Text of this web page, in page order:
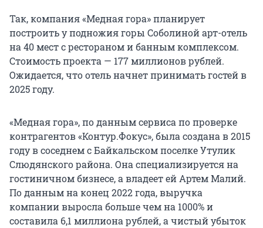
Так, компания «Медная гора» планирует
построить у подножия горы Соболиной арт-отель
на 40 мест с рестораном и банным комплексом.
Стоимость проекта — 177 миллионов рублей.
Ожидается, что отель начнет принимать гостей в
2025 году.
«Медная гора», по данным сервиса по проверке
контрагентов «Контур.Фокус», была создана в 2015
году в соседнем с Байкальском поселке Утулик
Слюдянского района. Она специализируется на
гостиничном бизнесе, а владеет ей Артем Малий.
По данным на конец 2022 года, выручка
компании выросла больше чем на 1000% и
составила 6,1 миллиона рублей, а чистый убыток